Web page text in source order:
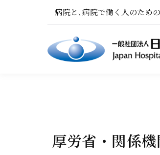
病院と､病院で働く人のため
厚労省・関係